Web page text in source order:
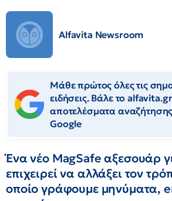
Alfavita Newsroom
Μάθε πρώτος όλες τις
ειδήσεις. Βάλε το
αποτελέσματα
Google
Ένα νέο MagSafe αξεσουάρ
επιχειρεί να αλλάξει τον
οποίο γράφουμε μηνύματα,